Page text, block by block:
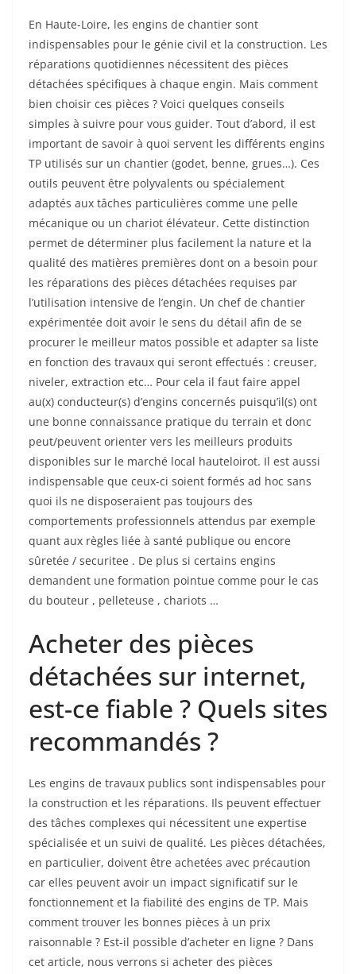
En Haute-Loire, les engins de chantier sont
indispensables pour le génie civil et la construction. Les
réparations quotidiennes nécessitent des pièces
détachées spécifiques à chaque engin. Mais comment
bien choisir ces pièces ? Voici quelques conseils
simples à suivre pour vous guider. Tout d’abord, il est
important de savoir à quoi servent les différents engins
TP utilisés sur un chantier (godet, benne, grues…). Ces
outils peuvent être polyvalents ou spécialement
adaptés aux tâches particulières comme une pelle
mécanique ou un chariot élévateur. Cette distinction
permet de déterminer plus facilement la nature et la
qualité des matières premières dont on a besoin pour
les réparations des pièces détachées requises par
l’utilisation intensive de l’engin. Un chef de chantier
expérimentée doit avoir le sens du détail afin de se
procurer le meilleur matos possible et adapter sa liste
en fonction des travaux qui seront effectués : creuser,
niveler, extraction etc… Pour cela il faut faire appel
au(x) conducteur(s) d’engins concernés puisqu’il(s) ont
une bonne connaissance pratique du terrain et donc
peut/peuvent orienter vers les meilleurs produits
disponibles sur le marché local hauteloirot. Il est aussi
indispensable que ceux-ci soient formés ad hoc sans
quoi ils ne disposeraient pas toujours des
comportements professionnels attendus par exemple
quant aux règles liée à santé publique ou encore
sûretée / securitee . De plus si certains engins
demandent une formation pointue comme pour le cas
du bouteur , pelleteuse , chariots …
Acheter des pièces
détachées sur internet,
est-ce fiable ? Quels sites
recommandés ?
Les engins de travaux publics sont indispensables pour
la construction et les réparations. Ils peuvent effectuer
des tâches complexes qui nécessitent une expertise
spécialisée et un suivi de qualité. Les pièces détachées,
en particulier, doivent être achetées avec précaution
car elles peuvent avoir un impact significatif sur le
fonctionnement et la fiabilité des engins de TP. Mais
comment trouver les bonnes pièces à un prix
raisonnable ? Est-il possible d’acheter en ligne ? Dans
cet article, nous verrons si acheter des pièces